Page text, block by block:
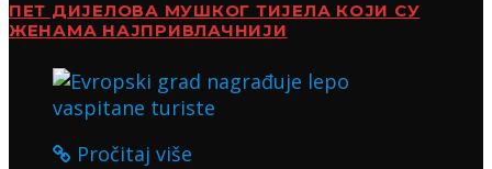
ПЕТ ДИЈЕЛОВА МУШКОГ ТИЈЕЛА КОЈИ СУ
ЖЕНАМА НАЈПРИВЛАЧНИЈИ
Pročitaj više